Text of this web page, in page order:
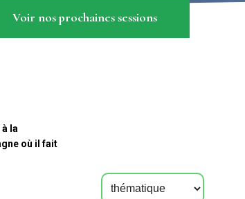
Voir nos prochaines sessions
la
où il fait